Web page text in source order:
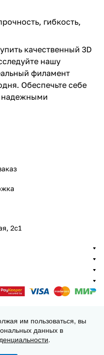
гибкость,
качественный 3D
нашу
филамент
Обеспечьте себе
надежными
2с1
магазин
ЧПУ станков и
им пользоваться, вы
данных в
.